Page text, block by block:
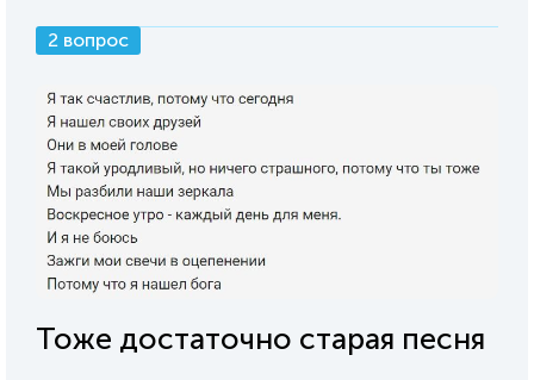
2 вопрос
Тоже достаточно старая песня